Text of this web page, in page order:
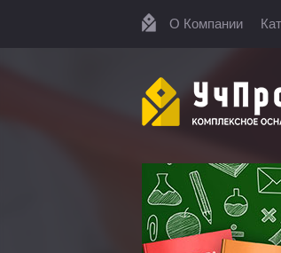
О Компании